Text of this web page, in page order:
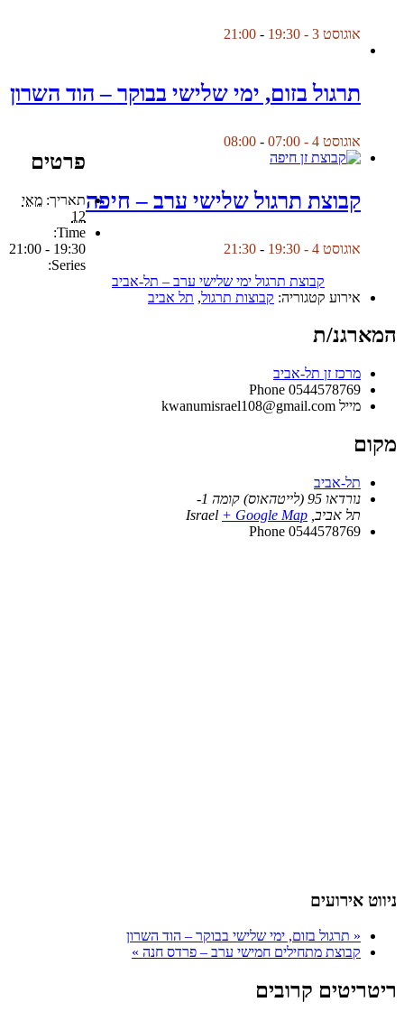
אוגוסט 3 - 19:30 -
21:00
תרגול בזום, ימי שלישי בבוקר – הוד השרון
אוגוסט 4 - 07:00 -
08:00
קבוצת תרגול שלישי ערב – חיפה
אוגוסט 4 - 19:30 -
21:30
פרטים
תאריך: מאי
12
Time:
19:30 - 21:00
Series:
קבוצת תרגול ימי שלישי ערב – תל-אביב
אירוע קטגוריה: קבוצות תרגול, תל אביב
המארגנ/ת
מרכז זן תל-אביב
Phone 0544578769
מייל kwanumisrael108@gmail.com
מקום
תל-אביב
נורדאו 95 (לייטהאוס) קומה 1-
תל אביב
Israel + Google Map
Phone 0544578769
ניווט אירועים
« תרגול בזום, ימי שלישי בבוקר – הוד השרון
קבוצת מתחילים חמישי ערב – פרדס חנה »
ריטריטים קרובים